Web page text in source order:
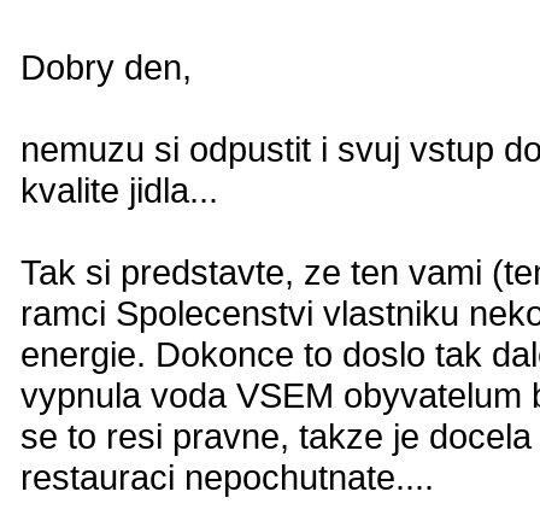
Dobry den,
nemuzu si odpustit i svuj vstup
kvalite jidla...
Tak si predstavte, ze ten vami
ramci Spolecenstvi vlastniku
energie. Dokonce to doslo tak
vypnula voda VSEM
se to resi pravne, takze je
restauraci nepochutnate....